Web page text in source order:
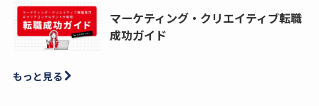
マーケティング・クリエイティブ転職
成功ガイド
もっと見る